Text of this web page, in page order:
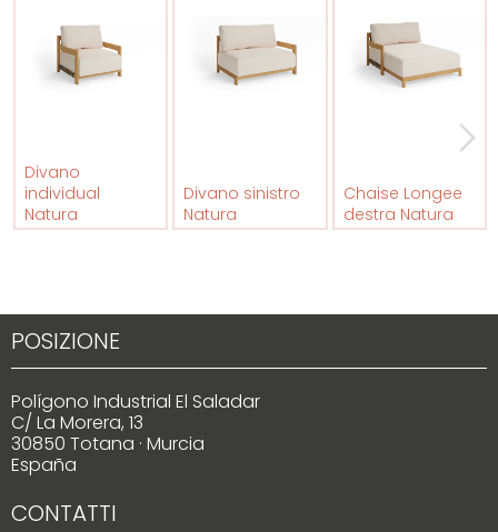
Divano
individual
Natura
Divano sinistro
Natura
Chaise Longee
destra Natura
POSIZIONE
Polígono Industrial El Saladar
C/ La Morera, 13
30850 Totana · Murcia
España
CONTATTI